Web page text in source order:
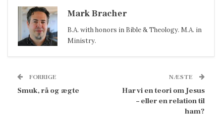
Mark Bracher
B.A. with honors in Bible & Theology. M.A. in
Ministry.
FORRIGE
Smuk, rå og ægte
NÆSTE
Har vi en teori om Jesus
– eller en relation til
ham?